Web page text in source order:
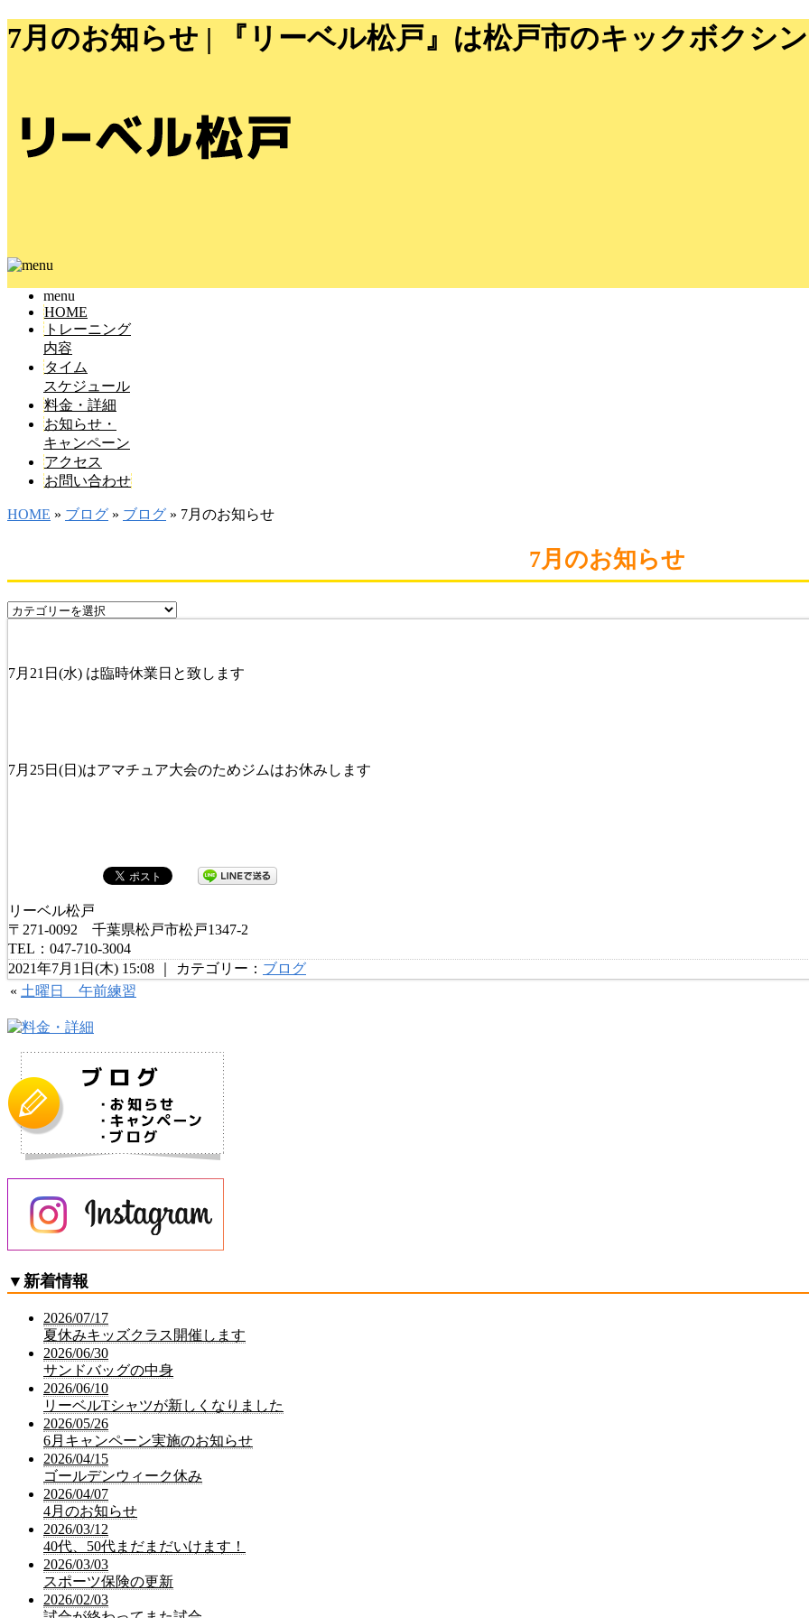
7月のお知らせ | 『リーベル松戸』は松戸市のキックボクシ
menu
HOME
トレーニング
内容
タイム
スケジュール
料金・詳細
お知らせ・
キャンペーン
アクセス
お問い合わせ
HOME » ブログ » ブログ » 7月のお知らせ
7月のお知らせ
7月21日(水) は臨時休業日と致します
7月25日(日)はアマチュア大会のためジムはお休みします
リーベル松戸
〒271-0092 千葉県松戸市松戸1347-2
TEL：047-710-3004
2021年7月1日(木) 15:08 ｜ カテゴリー： ブログ
« 土曜日 午前練習
▼ 新着情報
2026/07/17
夏休みキッズクラス開催します
2026/06/30
サンドバッグの中身
2026/06/10
リーベルTシャツが新しくなりました
2026/05/26
6月キャンペーン実施のお知らせ
2026/04/15
ゴールデンウィーク休み
2026/04/07
4月のお知らせ
2026/03/12
40代、50代まだまだいけます！
2026/03/03
スポーツ保険の更新
2026/02/03